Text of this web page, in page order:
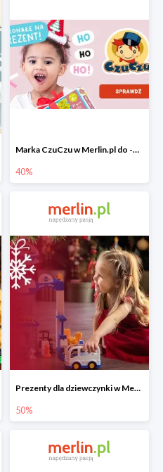
Marka CzuCzu w Merlin.pl do -40%
40%
Prezenty dla dziewczynki w Merlin.pl do -50%
50%